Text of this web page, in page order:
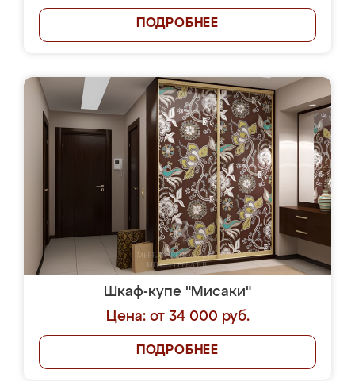
ПОДРОБНЕЕ
Шкаф-купе "Мисаки"
Цена: от 34 000 руб.
ПОДРОБНЕЕ